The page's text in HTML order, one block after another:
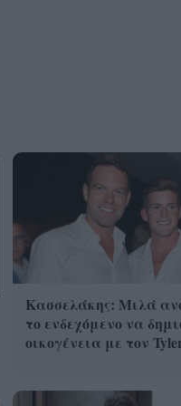
Κασσελάκης: Μιλά
το ενδεχόμενο να
οικογένεια με τον